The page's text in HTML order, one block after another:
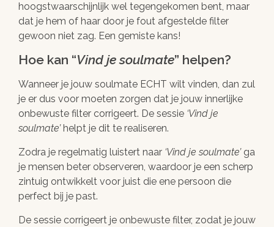
hoogstwaarschijnlijk wel tegengekomen bent, maar
dat je hem of haar door je fout afgestelde filter
gewoon niet zag. Een gemiste kans!
Hoe kan “Vind je soulmate” helpen?
Wanneer je jouw soulmate ECHT wilt vinden, dan zul
je er dus voor moeten zorgen dat je jouw innerlijke
onbewuste filter corrigeert. De sessie Vind je
soulmatehelpt je dit te realiseren.
Zodra je regelmatig luistert naar Vind je soulmatega
je mensen beter observeren, waardoor je een scherp
zintuig ontwikkelt voor juist die ene persoon die
perfect bij je past.
De sessie corrigeert je onbewuste filter, zodat je jouw